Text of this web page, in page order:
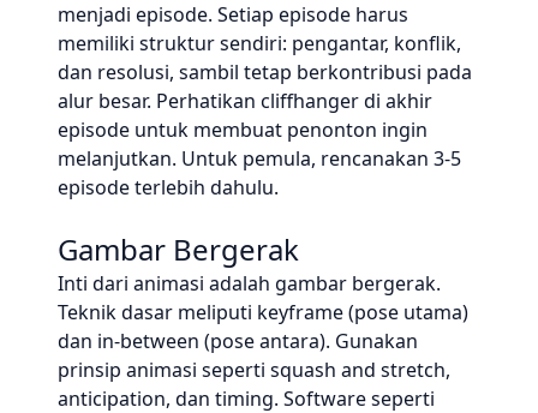
menjadi episode. Setiap episode harus
memiliki struktur sendiri: pengantar, konflik,
dan resolusi, sambil tetap berkontribusi pada
alur besar. Perhatikan cliffhanger di akhir
episode untuk membuat penonton ingin
melanjutkan. Untuk pemula, rencanakan 3-5
episode terlebih dahulu.
Gambar Bergerak
Inti dari animasi adalah gambar bergerak.
Teknik dasar meliputi keyframe (pose utama)
dan in-between (pose antara). Gunakan
prinsip animasi seperti squash and stretch,
anticipation, dan timing. Software seperti